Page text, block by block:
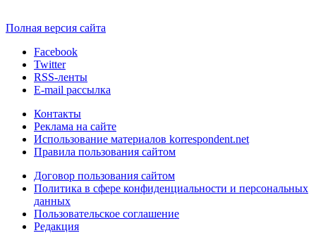
Полная версия сайта
Facebook
Twitter
RSS-ленты
E-mail рассылка
Контакты
Реклама на сайте
Использование материалов korrespondent.net
Правила пользования сайтом
Договор пользования сайтом
Политика в сфере конфиденциальности и персональных
данных
Пользовательское соглашение
Редакция